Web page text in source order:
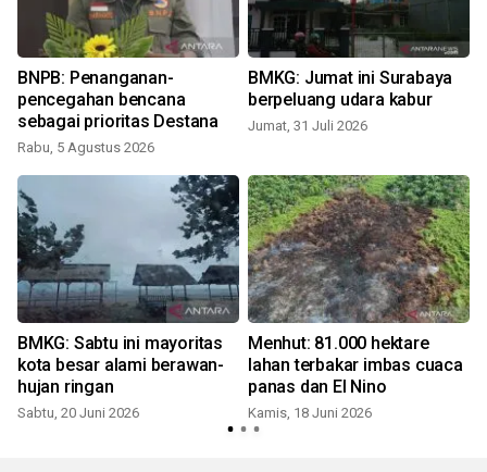
BNPB: Penanganan-
pencegahan bencana
sebagai prioritas Destana
Rabu, 5 Agustus 2026
BMKG: Jumat ini Surabaya
berpeluang udara kabur
Jumat, 31 Juli 2026
BMKG: Sabtu ini mayoritas
kota besar alami berawan-
hujan ringan
Sabtu, 20 Juni 2026
Menhut: 81.000 hektare
lahan terbakar imbas cuaca
panas dan El Nino
Kamis, 18 Juni 2026